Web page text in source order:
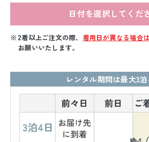
日付を選択してくだ
2着以上ご注文の際、 着用日が異なる場合
お願いいたします。
レンタル期間は最大3